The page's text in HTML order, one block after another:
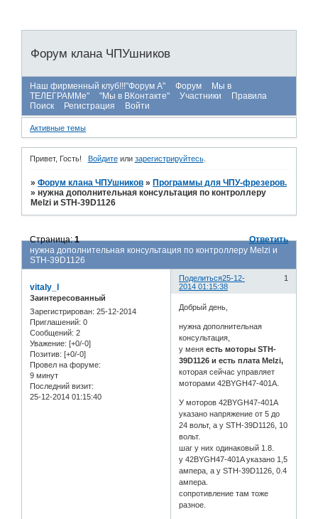
Форум клана ЧПУшников
Наш фирменный клуб!!!"Форум А" Форум
Мы в
ТЕЛЕГРАММе"
"Мы в ВКонтакте" Участники
Правила
Поиск
Регистрация Войти
Активные темы
Привет, Гость! Войдитеили зарегистрируйтесь.
»Форум клана ЧПУшников » Программы для ЧПУ-фрезеров.
»нужна дополнительная консультация по контроллеру
Melzi и STH-39D1126
нужна дополнительная консультация по контроллеру Melzi и
STH-39D1126
Страница:1 Ответить
Поделиться 1
25-12-
2014 01:15:38
vitaly_l
Заинтересованный
Зарегистрирован: 25-12-2014
Приглашений: 0
Сообщений: 2
Уважение: [+0/-0]
Позитив: [+0/-0]
Провел на форуме:
9 минут
Последний визит:
25-12-2014 01:15:40
Добрый день,
нужна дополнительная
консультация,
у меняесть моторы STH-
39D1126 и есть плата Melzi,
которая сейчас управляет
моторами 42BYGH47-401A.
У моторов 42BYGH47-401A
указано напряжение от 5 до
24 вольт, а у STH-39D1126, 10
вольт.
шаг у них одинаковый 1.8.
у 42BYGH47-401A указано 1,5
ампера, а у STH-39D1126, 0.4
ампера.
сопротивление там тоже
разное.